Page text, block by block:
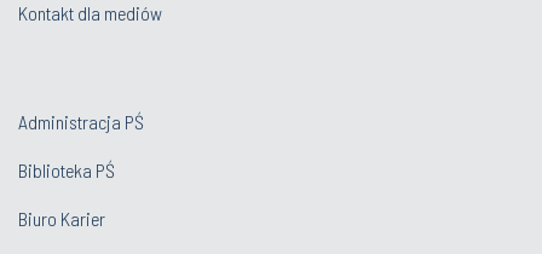
Kontakt dla mediów
Administracja PŚ
Biblioteka PŚ
Biuro Karier